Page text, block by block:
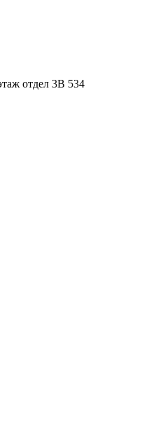
отдел 3В 534